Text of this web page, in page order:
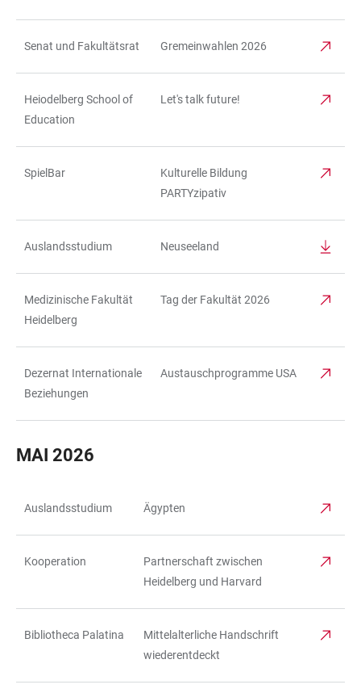
Senat und Fakultätsrat Gremeinwahlen 2026
Heiodelberg School of
Education
Let's talk future!
SpielBar
Kulturelle Bildung
PARTYzipativ
Auslandsstudium Neuseeland
Medizinische Fakultät
Heidelberg
Tag der Fakultät 2026
Dezernat Internationale
Beziehungen
Austauschprogramme USA
MAI 2026
Auslandsstudium Ägypten
Kooperation
Partnerschaft zwischen
Heidelberg und Harvard
Bibliotheca Palatina
Mittelalterliche Handschrift
wiederentdeckt